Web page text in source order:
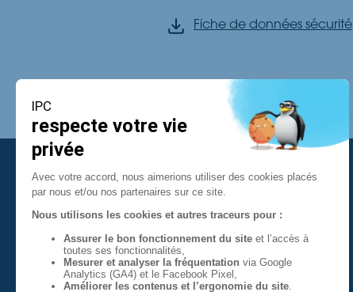
Fiche de données sécurité
Contact
10 quai Malbert
29218 BREST Cedex 2